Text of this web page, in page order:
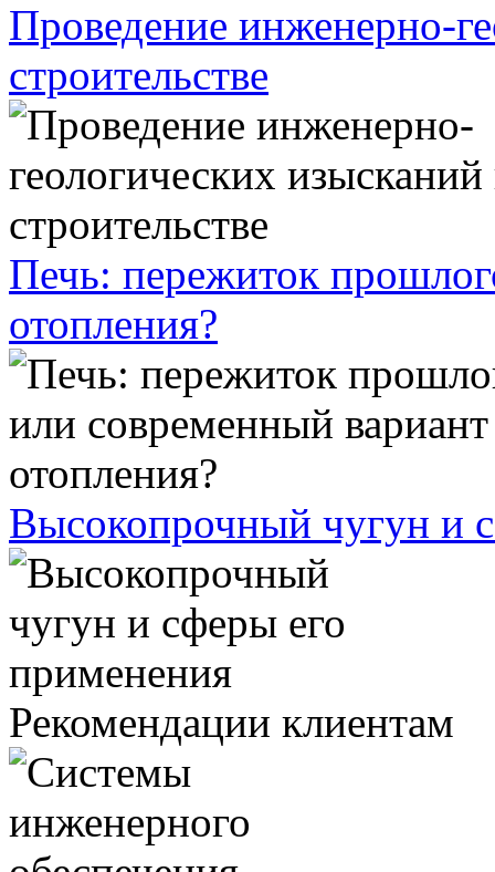
Проведение инженерно-
строительстве
Печь: пережиток
отопления?
Высокопрочный чугун и
Рекомендации клиентам